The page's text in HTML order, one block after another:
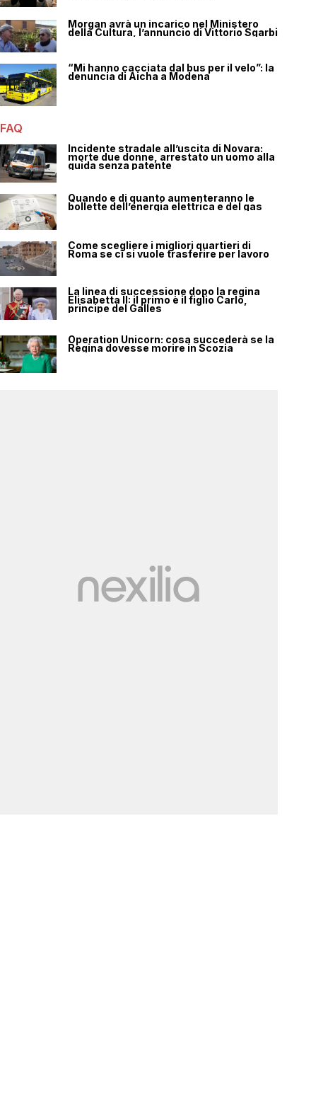
Morgan avrà un incarico nel Ministero
della Cultura, l’annuncio di Vittorio Sgarbi
“Mi hanno cacciata dal bus per il velo”: la
denuncia di Aicha a Modena
FAQ
Incidente stradale all’uscita di Novara:
morte due donne, arrestato un uomo alla
guida senza patente
Quando e di quanto aumenteranno le
bollette dell’energia elettrica e del gas
Come scegliere i migliori quartieri di
Roma se ci si vuole trasferire per lavoro
La linea di successione dopo la regina
Elisabetta II: il primo è il figlio Carlo,
principe del Galles
Operation Unicorn: cosa succederà se la
Regina dovesse morire in Scozia